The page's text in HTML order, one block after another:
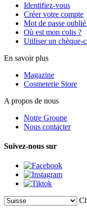
Identifiez-vous
Créer votre compte
Mot de passe
Où est mon colis ?
Utiliser un chèque-
En savoir plus
Magazine
Cosmeterie Store
A propos de nous
Notre Groupe
Nous contacter
Suivez-nous sur